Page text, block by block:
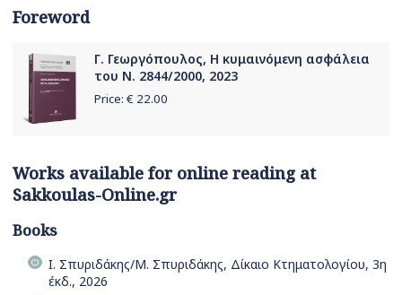
Foreword
Γ. Γεωργόπουλος, Η κυμαινόμενη ασφάλεια
του Ν. 2844/2000, 2023
Price: € 22.00
Works available for online reading at
Sakkoulas-Online.gr
Books
Ι. Σπυριδάκης/Μ. Σπυριδάκης, Δίκαιο Κτηματολογίου, 3η
έκδ., 2026